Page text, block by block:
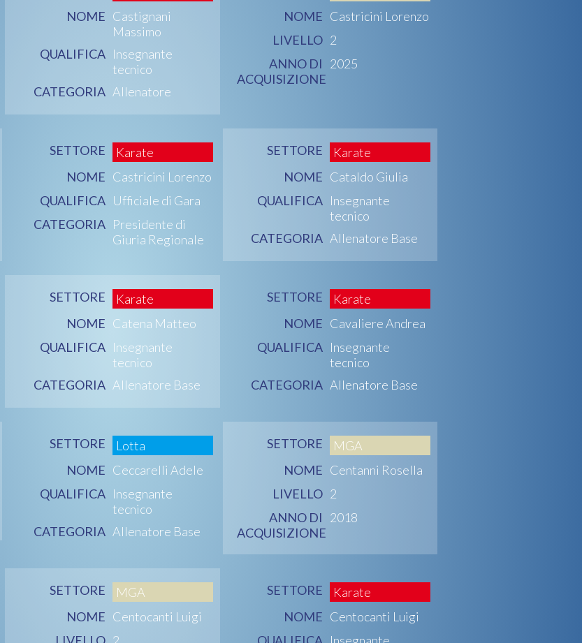
NOME Castignani
Massimo
QUALIFICA Insegnante
tecnico
CATEGORIA Allenatore
NOME Castricini Lorenzo
LIVELLO 2
ANNO DI
ACQUISIZIONE
2025
SETTORE
Karate
NOME Castricini Lorenzo
QUALIFICA Ufficiale di Gara
CATEGORIA Presidente di
Giuria Regionale
SETTORE
Karate
NOME Cataldo Giulia
QUALIFICA Insegnante
tecnico
CATEGORIA Allenatore Base
SETTORE
Karate
NOME Catena Matteo
QUALIFICA Insegnante
tecnico
CATEGORIA Allenatore Base
SETTORE
Karate
NOME Cavaliere Andrea
QUALIFICA Insegnante
tecnico
CATEGORIA Allenatore Base
SETTORE
Lotta
NOME Ceccarelli Adele
QUALIFICA Insegnante
tecnico
CATEGORIA Allenatore Base
SETTORE
MGA
NOME Centanni Rosella
LIVELLO 2
ANNO DI
ACQUISIZIONE
2018
SETTORE
MGA
NOME Centocanti Luigi
LIVELLO 2
SETTORE
Karate
NOME Centocanti Luigi
QUALIFICA Insegnante